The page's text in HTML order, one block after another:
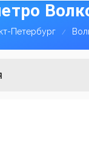
Петербург